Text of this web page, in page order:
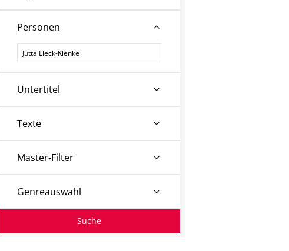
Personen
Personen
Untertitel
Texte
Master-Filter
Genreauswahl
Suche